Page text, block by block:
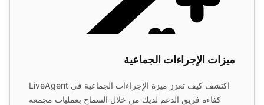
ميزات الإجراءات الجماعية
اكتشف كيف تعزز ميزة الإجراءات الجماعية في LiveAgent
كفاءة فريق الدعم لديك من خلال السماح بعمليات مجمعة